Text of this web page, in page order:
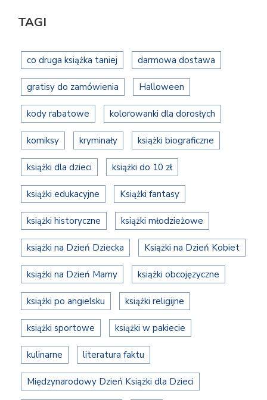
TAGI
co druga książka taniej darmowa dostawa
gratisy do zamówienia Halloween
kody rabatowe kolorowanki dla dorosłych
komiksy kryminały książki biograficzne
książki dla dzieci książki do 10 zł
książki edukacyjne Książki fantasy
książki historyczne książki młodzieżowe
książki na Dzień Dziecka Książki na Dzień Kobiet
książki na Dzień Mamy książki obcojęzyczne
książki po angielsku książki religijne
książki sportowe książki w pakiecie
kulinarne literatura faktu
Międzynarodowy Dzień Książki dla Dzieci